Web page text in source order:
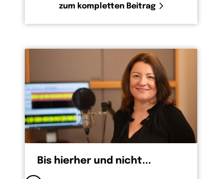
zum kompletten Beitrag
Bis hierher und nicht...